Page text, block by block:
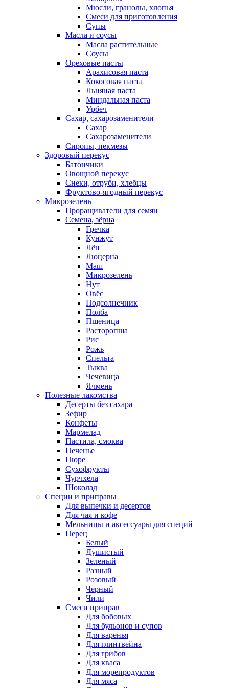
Мюсли, гранолы, хлопья
Смеси для приготовления
Супы
Масла и соусы
Масла растительные
Соусы
Ореховые пасты
Арахисовая паста
Кокосовая паста
Льняная паста
Миндальная паста
Урбеч
Сахар, сахарозаменители
Сахар
Сахарозаменители
Сиропы, пекмезы
Здоровый перекус
Батончики
Овощной перекус
Снеки, отруби, хлебцы
Фруктово-ягодный перекус
Микрозелень
Проращиватели для семян
Семена, зёрна
Гречка
Кунжут
Лён
Люцерна
Маш
Микрозелень
Нут
Овёс
Подсолнечник
Полба
Пшеница
Расторопша
Рис
Рожь
Спельта
Тыква
Чечевица
Ячмень
Полезные лакомства
Десерты без сахара
Зефир
Конфеты
Мармелад
Пастила, смоква
Печенье
Пюре
Сухофрукты
Чурчхела
Шоколад
Специи и приправы
Для выпечки и десертов
Для чая и кофе
Мельницы и аксессуары для специй
Перец
Белый
Душистый
Зеленый
Разный
Розовый
Черный
Чили
Смеси приправ
Для бобовых
Для бульонов и супов
Для варенья
Для глинтвейна
Для грибов
Для кваса
Для морепродуктов
Для мяса